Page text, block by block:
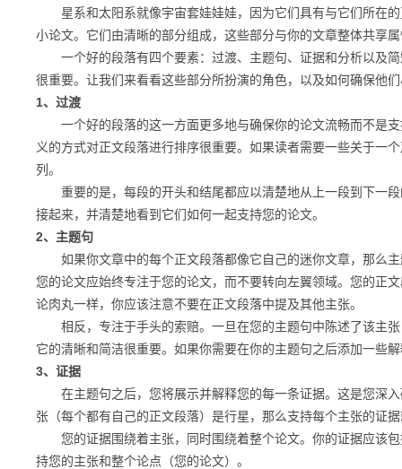
星系和太阳系就像宇宙套娃娃娃，因为它们具有与它们所在的
小论文。它们由清晰的部分组成，这些部分与你的文章整体共享
一个好的段落有四个要素：过渡、主题句、证据和分析以及简
很重要。让我们来看看这些部分所扮演的角色，以及如何确保他
1、过渡
一个好的段落的这一方面更多地与确保你的论文流畅而不是支
义的方式对正文段落进行排序很重要。如果读者需要一些关于一
列。
重要的是，每段的开头和结尾都应以清楚地从上一段到下一段
接起来，并清楚地看到它们如何一起支持您的论文。
2、主题句
如果你文章中的每个正文段落都像它自己的迷你文章，那么主
您的论文应始终专注于您的论文，而不要转向左翼领域。您的正
论肉丸一样，你应该注意不要在正文段落中提及其他主张。
相反，专注于手头的索赔。一旦在您的主题句中陈述了该主张
它的清晰和简洁很重要。如果你需要在你的主题句之后添加一些
3、证据
在主题句之后，您将展示并解释您的每一条证据。这是您深入
张（每个都有自己的正文段落）是行星，那么支持每个主张的证
您的证据围绕着主张，同时围绕着整个论文。你的证据应该包
持您的主张和整个论点（您的论文）。